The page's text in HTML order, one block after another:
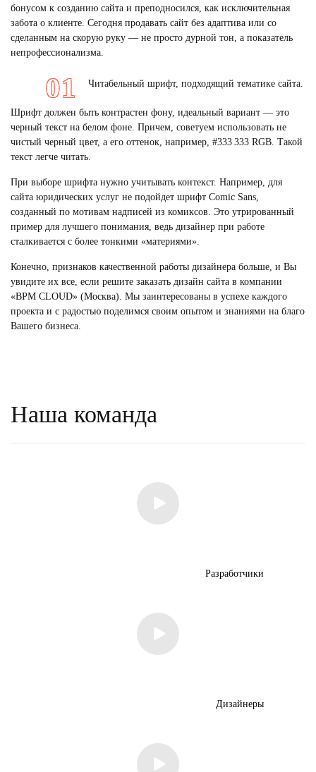
бонусом к созданию сайта и преподносился, как исключительная
забота о клиенте. Сегодня продавать сайт без адаптива или со
сделанным на скорую руку — не просто дурной тон, а показатель
непрофессионализма.
Читабельный шрифт, подходящий тематике сайта.
Шрифт должен быть контрастен фону, идеальный вариант — это
черный текст на белом фоне. Причем, советуем использовать не
чистый черный цвет, а его оттенок, например, #333 333 RGB. Такой
текст легче читать.
При выборе шрифта нужно учитывать контекст. Например, для
сайта юридических услуг не подойдет шрифт Comic Sans,
созданный по мотивам надписей из комиксов. Это утрированный
пример для лучшего понимания, ведь дизайнер при работе
сталкивается с более тонкими «материями».
Конечно, признаков качественной работы дизайнера больше, и Вы
увидите их все, если решите заказать дизайн сайта в компании
«BPM CLOUD» (Москва). Мы заинтересованы в успехе каждого
проекта и с радостью поделимся своим опытом и знаниями на благо
Вашего бизнеса.
Наша команда
Разработчики
Дизайнеры